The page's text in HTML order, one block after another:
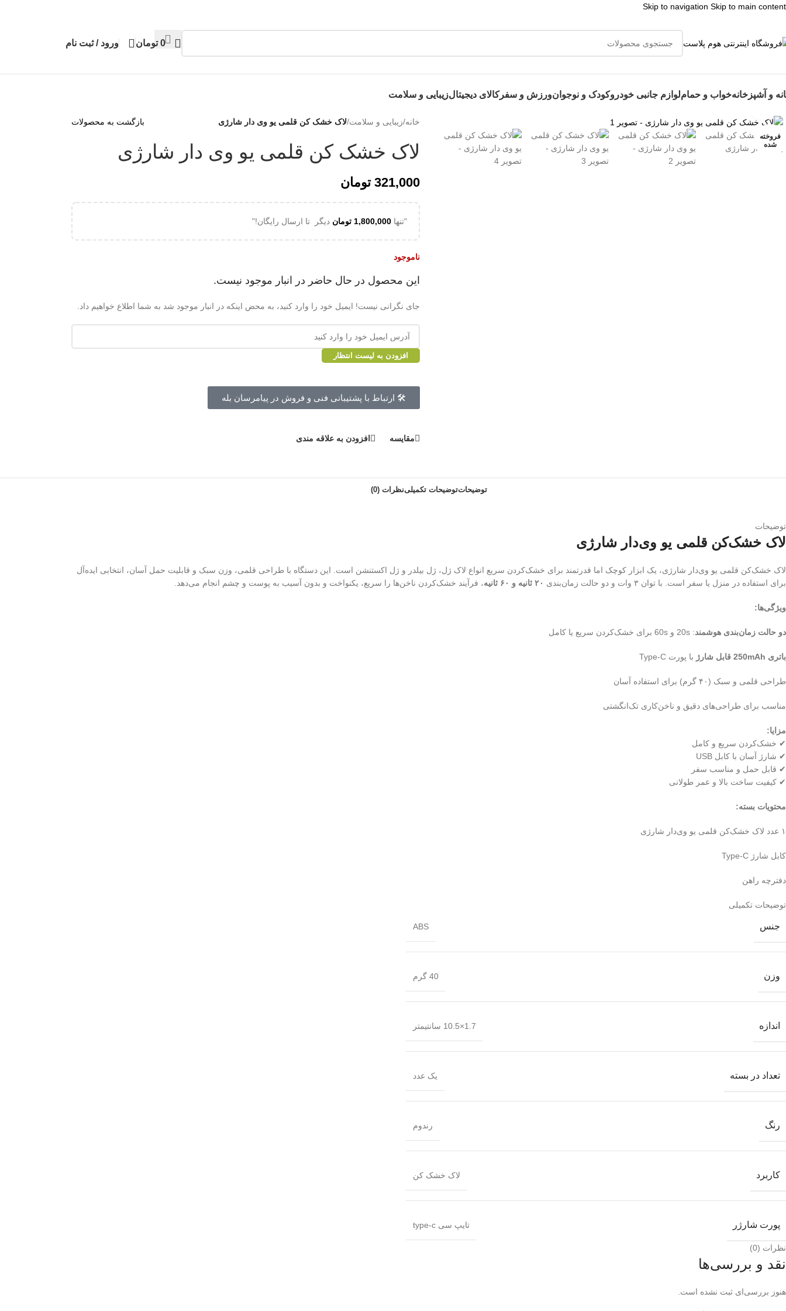
Skip to navigation Skip to main content
0 تومان ورود / ثبت نام
و آشپزخانهخواب و حماملوازم جانبی خودروکودک و نوجوانورزش و سفرکالای دیجیتالزیبایی و سلامت
فروخته
شده
خانه/زیبایی و سلامت/لاک خشک کن قلمی یو وی دار شارژی بازگشت به محصولات
لاک خشک کن قلمی یو وی دار شارژی
321,000 تومان
"تنها 1,800,000 تومان دیگر تا ارسال رایگان!"
ناموجود
این محصول در حال حاضر در انبار موجود نیست.
جای نگرانی نیست! ایمیل خود را وارد کنید، به محض اینکه در انبار موجود شد به شما اطلاع خواهیم داد.
افزودن به لیست انتظار
🛠 ارتباط با پشتیبانی فنی و فروش در پیامرسان بله
مقايسه افزودن به علاقه مندی
توضیحاتتوضیحات تکمیلینظرات (0)
توضیحات
لاک خشک‌کن قلمی یو وی‌دار شارژی
لاک خشک‌کن قلمی یو وی‌دار شارژی، یک ابزار کوچک اما قدرتمند برای خشک‌کردن سریع انواع لاک ژل، ژل بیلدر و ژل اکستنشن است. این دستگاه با طراحی قلمی، وزن سبک و قابلیت حمل آسان، انتخابی ایده‌آل
برای استفاده در منزل یا سفر است. با توان ۳ وات و دو حالت زمان‌بندی
۲۰ ثانیه و ۶۰ ثانیه ، فرآیند خشک‌کردن ناخن‌ها را سریع، یکنواخت و بدون آسیب به پوست و چشم انجام می‌دهد.
ویژگی‌ها:
دو حالت زمان‌بندی هوشمند: 20s و 60s برای خشک‌کردن سریع یا کامل
باتری 250mAh قابل شارژ با پورت Type-C
طراحی قلمی و سبک (۴۰ گرم) برای استفاده آسان
مناسب برای طراحی‌های دقیق و ناخن‌کاری تک‌انگشتی
مزایا:
✔ خشک‌کردن سریع و کامل
✔ شارژ آسان با کابل USB
✔ قابل حمل و مناسب سفر
✔ کیفیت ساخت بالا و عمر طولانی
محتویات بسته:
۱ عدد لاک خشک‌کن قلمی یو وی‌دار شارژی
کابل شارژ Type-C
دفترچه راهن
توضیحات تکمیلی
جنس ABS
وزن 40 گرم
اندازه 1.7×10.5 سانتیمتر
تعداد در بسته یک عدد
رنگ رندوم
کاربرد لاک خشک کن
پورت شارژر تایپ سی type-c
نظرات (0)
نقد و بررسی‌ها
هنوز بررسی‌ای ثبت نشده است.